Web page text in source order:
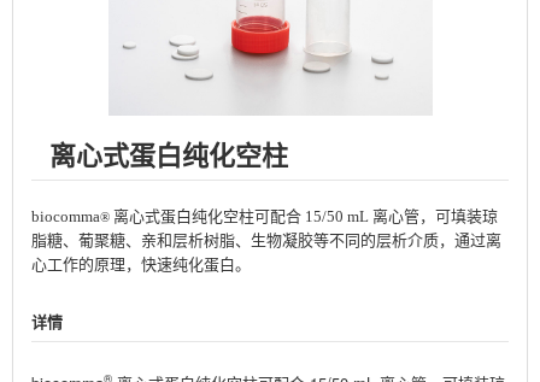
离心式蛋白纯化空柱
biocomma® 离心式蛋白纯化空柱可配合 15/50 mL 离心管，可填装琼
脂糖、葡聚糖、亲和层析树脂、生物凝胶等不同的层析介质，通过离
心工作的原理，快速纯化蛋白。
详情
®